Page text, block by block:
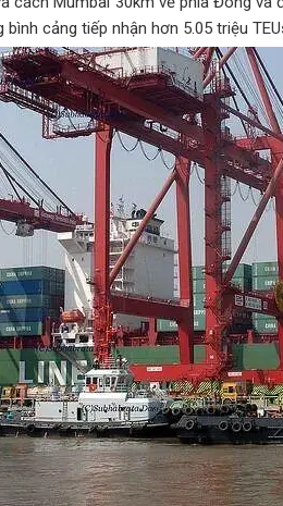
bình cảng tiếp nhận hơn 5.05 triệu